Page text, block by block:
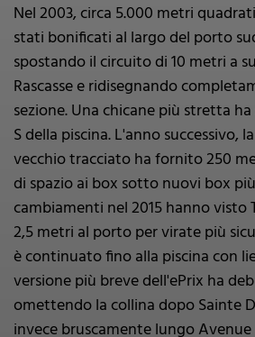
Nel 2003, circa 5.000 metri
stati bonificati al largo del porto
spostando il circuito di 10 metri a
Rascasse e ridisegnando
sezione. Una chicane più stretta
S della piscina. L'anno successivo,
vecchio tracciato ha fornito 250
di spazio ai box sotto nuovi box
cambiamenti nel 2015 hanno visto
2,5 metri al porto per virate più
è continuato fino alla piscina con
versione più breve dell'ePrix ha
omettendo la collina dopo Sainte
invece bruscamente lungo